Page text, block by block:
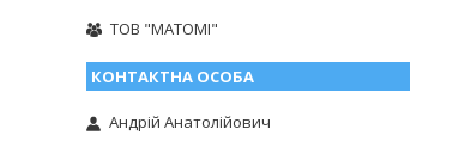
ТОВ "МАТОМІ"
Андрій Анатолійович